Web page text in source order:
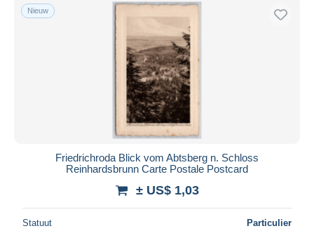
Nieuw
Friedrichroda Blick vom Abtsberg n. Schloss
Reinhardsbrunn Carte Postale Postcard
± US$ 1,03
Statuut Particulier